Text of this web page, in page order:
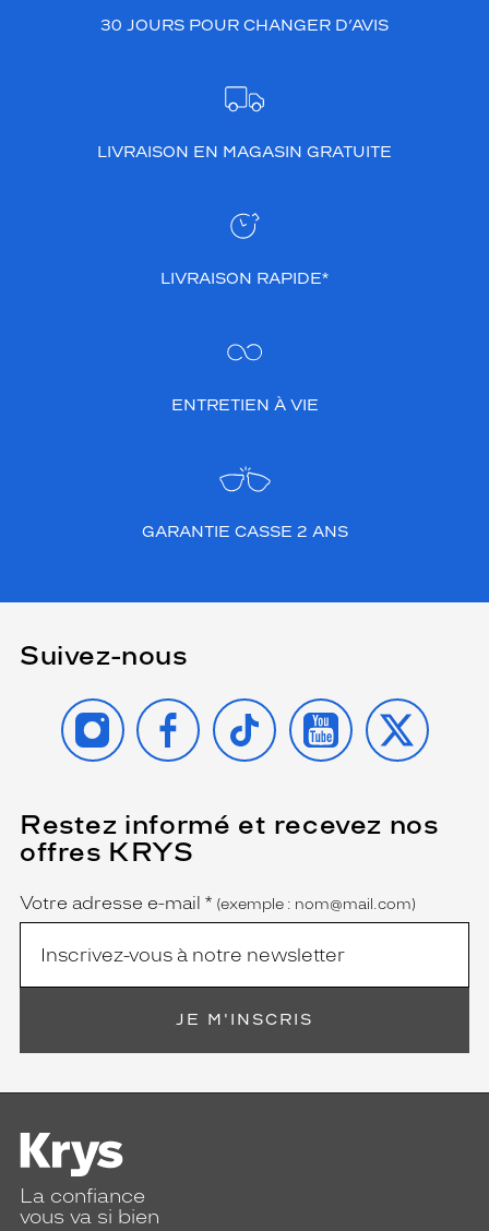
30 JOURS POUR CHANGER D’AVIS
LIVRAISON EN MAGASIN GRATUITE
LIVRAISON RAPIDE*
ENTRETIEN À VIE
GARANTIE CASSE 2 ANS
Suivez-nous
INSTAGRAMFACEBOOK
TIKTOK YOUTUBE
X
Restez informé et recevez nos
offres KRYS
Name
Votre adresse e-mail *
(Ce
champ
est
(exemple : nom@mail.com)
JE M'INSCRIS
La confiance
vous va si bien